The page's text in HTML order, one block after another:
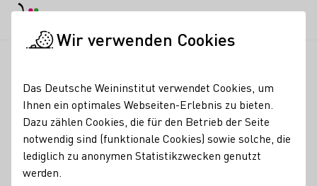
Weinbau Koob
Straußwirtschaft in der alten Scheuer
Erzeugnisse
Wir verwenden Cookies
Das Deutsche Weininstitut verwendet Cookies, um
Ihnen ein optimales Webseiten-Erlebnis zu bieten.
Dazu zählen Cookies, die für den Betrieb der Seite
notwendig sind (funktionale Cookies) sowie solche, die
lediglich zu anonymen Statistikzwecken genutzt
werden.